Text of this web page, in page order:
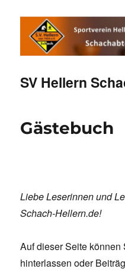
SV Hellern
Gästebuch
Liebe Leserinnen und
Schach-Hellern.de!
Auf dieser Seite
hinterlassen oder